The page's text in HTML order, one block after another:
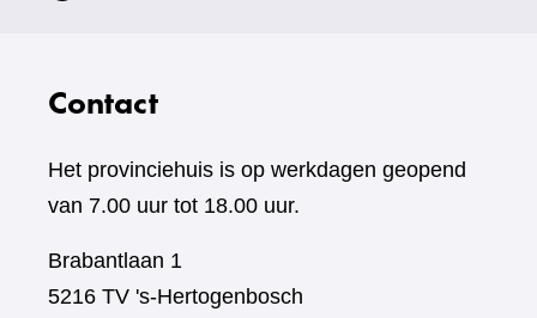
Contact
Het provinciehuis is op werkdagen geopend
van 7.00 uur tot 18.00 uur.
Brabantlaan 1
5216 TV 's-Hertogenbosch